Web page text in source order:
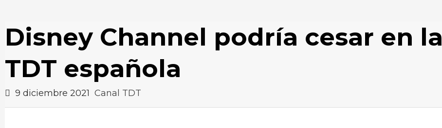
Disney Channel podría cesar en la
TDT española
9 diciembre 2021 Canal TDT